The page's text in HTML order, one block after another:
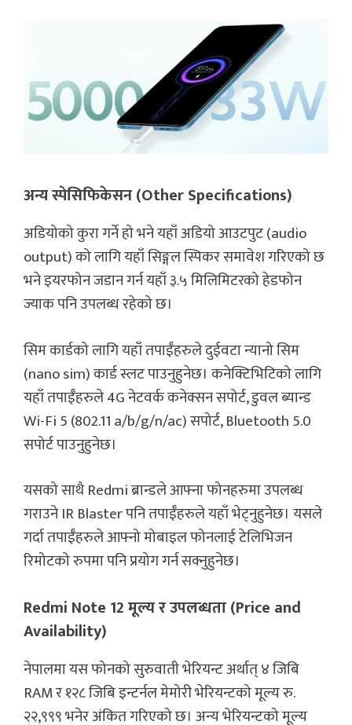
अन्य स्पेसिफिकेसन (Other Specifications)
अडियोको कुरा गर्ने हो भने यहाँ अडियो आउटपुट (audio
output) को लागि यहाँ सिङ्गल स्पिकर समावेश गरिएको छ
भने इयरफोन जडान गर्न यहाँ ३.५ मिलिमिटरको हेडफोन
ज्याक पनि उपलब्ध रहेको छ।
सिम कार्डको लागि यहाँ तपाईँहरुले दुईवटा न्यानो सिम
(nano sim) कार्ड स्लट पाउनुहुनेछ। कनेक्टिभिटिको लागि
यहाँ तपाईँहरुले 4G नेटवर्क कनेक्सन सपोर्ट, डुवल ब्यान्ड
Wi-Fi 5 (802.11 a/b/g/n/ac) सपोर्ट, Bluetooth 5.0
सपोर्ट पाउनुहुनेछ।
यसको साथै Redmi ब्रान्डले आफ्ना फोनहरुमा उपलब्ध
गराउने IR Blaster पनि तपाईँहरुले यहाँ भेट्नुहुनेछ। यसले
गर्दा तपाईँहरुले आफ्नो मोबाइल फोनलाई टेलिभिजन
रिमोटको रुपमा पनि प्रयोग गर्न सक्नुहुनेछ।
Redmi Note 12 मूल्य र उपलब्धता (Price and
Availability)
नेपालमा यस फोनको सुरुवाती भेरियन्ट अर्थात् ४ जिबि
RAM र १२८ जिबि इन्टर्नल मेमोरी भेरियन्टको मूल्य रु.
२२,९९९ भनेर अंकित गरिएको छ। अन्य भेरियन्टको मूल्य